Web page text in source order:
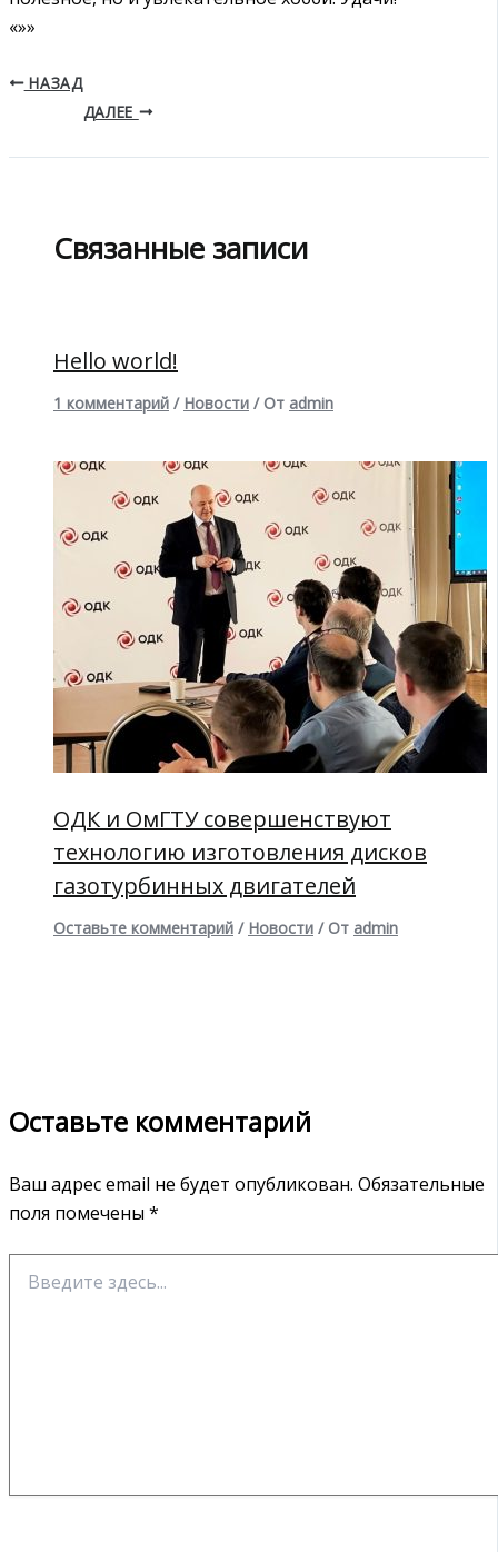
«»»
НАЗАД
ДАЛЕЕ
Связанные записи
Hello world!
1 комментарий / Новости / От admin
ОДК и ОмГТУ совершенствуют
технологию изготовления дисков
газотурбинных двигателей
Оставьте комментарий / Новости / От admin
Оставьте комментарий
Ваш адрес email не будет опубликован. Обязательные
поля помечены *
здесь...